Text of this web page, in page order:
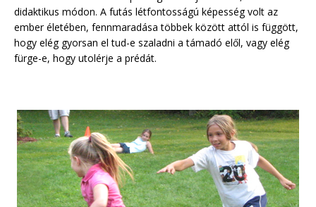
didaktikus módon. A futás létfontosságú képesség volt az
ember életében, fennmaradása többek között attól is függött,
hogy elég gyorsan el tud-e szaladni a támadó elől, vagy elég
fürge-e, hogy utolérje a prédát.